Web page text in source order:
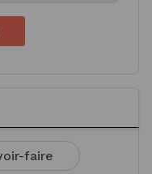
faire